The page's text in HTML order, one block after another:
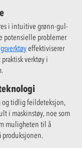
i intuitive grønn-gul-
potensielle problemer
effektiviserer
verktøy i
tidlig feildeteksjon,
i maskinstøy, noe som
muligheten til å